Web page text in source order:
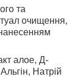
та
очищення,
алое, Д-
Натрій